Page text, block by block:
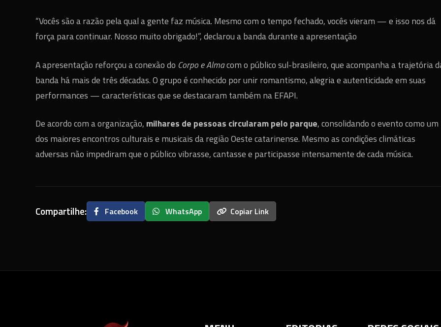
“Vocês são a razão pela qual a gente faz música. Mesmo com o tempo fechado, vocês vieram — e isso nos dá
força para continuar. Nosso muito obrigado!”, declarou a banda durante a apresentação
A apresentação reforçou a conexão do Corpo e Almacom o público sul-brasileiro, que acompanha a trajetória
banda há mais de três décadas. O grupo é conhecido por unir romantismo, alegria e autenticidade em suas
performances — características que se destacaram também na EFAPI.
De acordo com a organização, milhares de pessoas circularam pelo parque, consolidando o evento como um
dos maiores encontros culturais e musicais da região Oeste catarinense. Mesmo as condições climáticas
adversas não impediram que o público vibrasse, cantasse e participasse intensamente de cada música.
Compartilhe: Facebook WhatsApp Copiar Link